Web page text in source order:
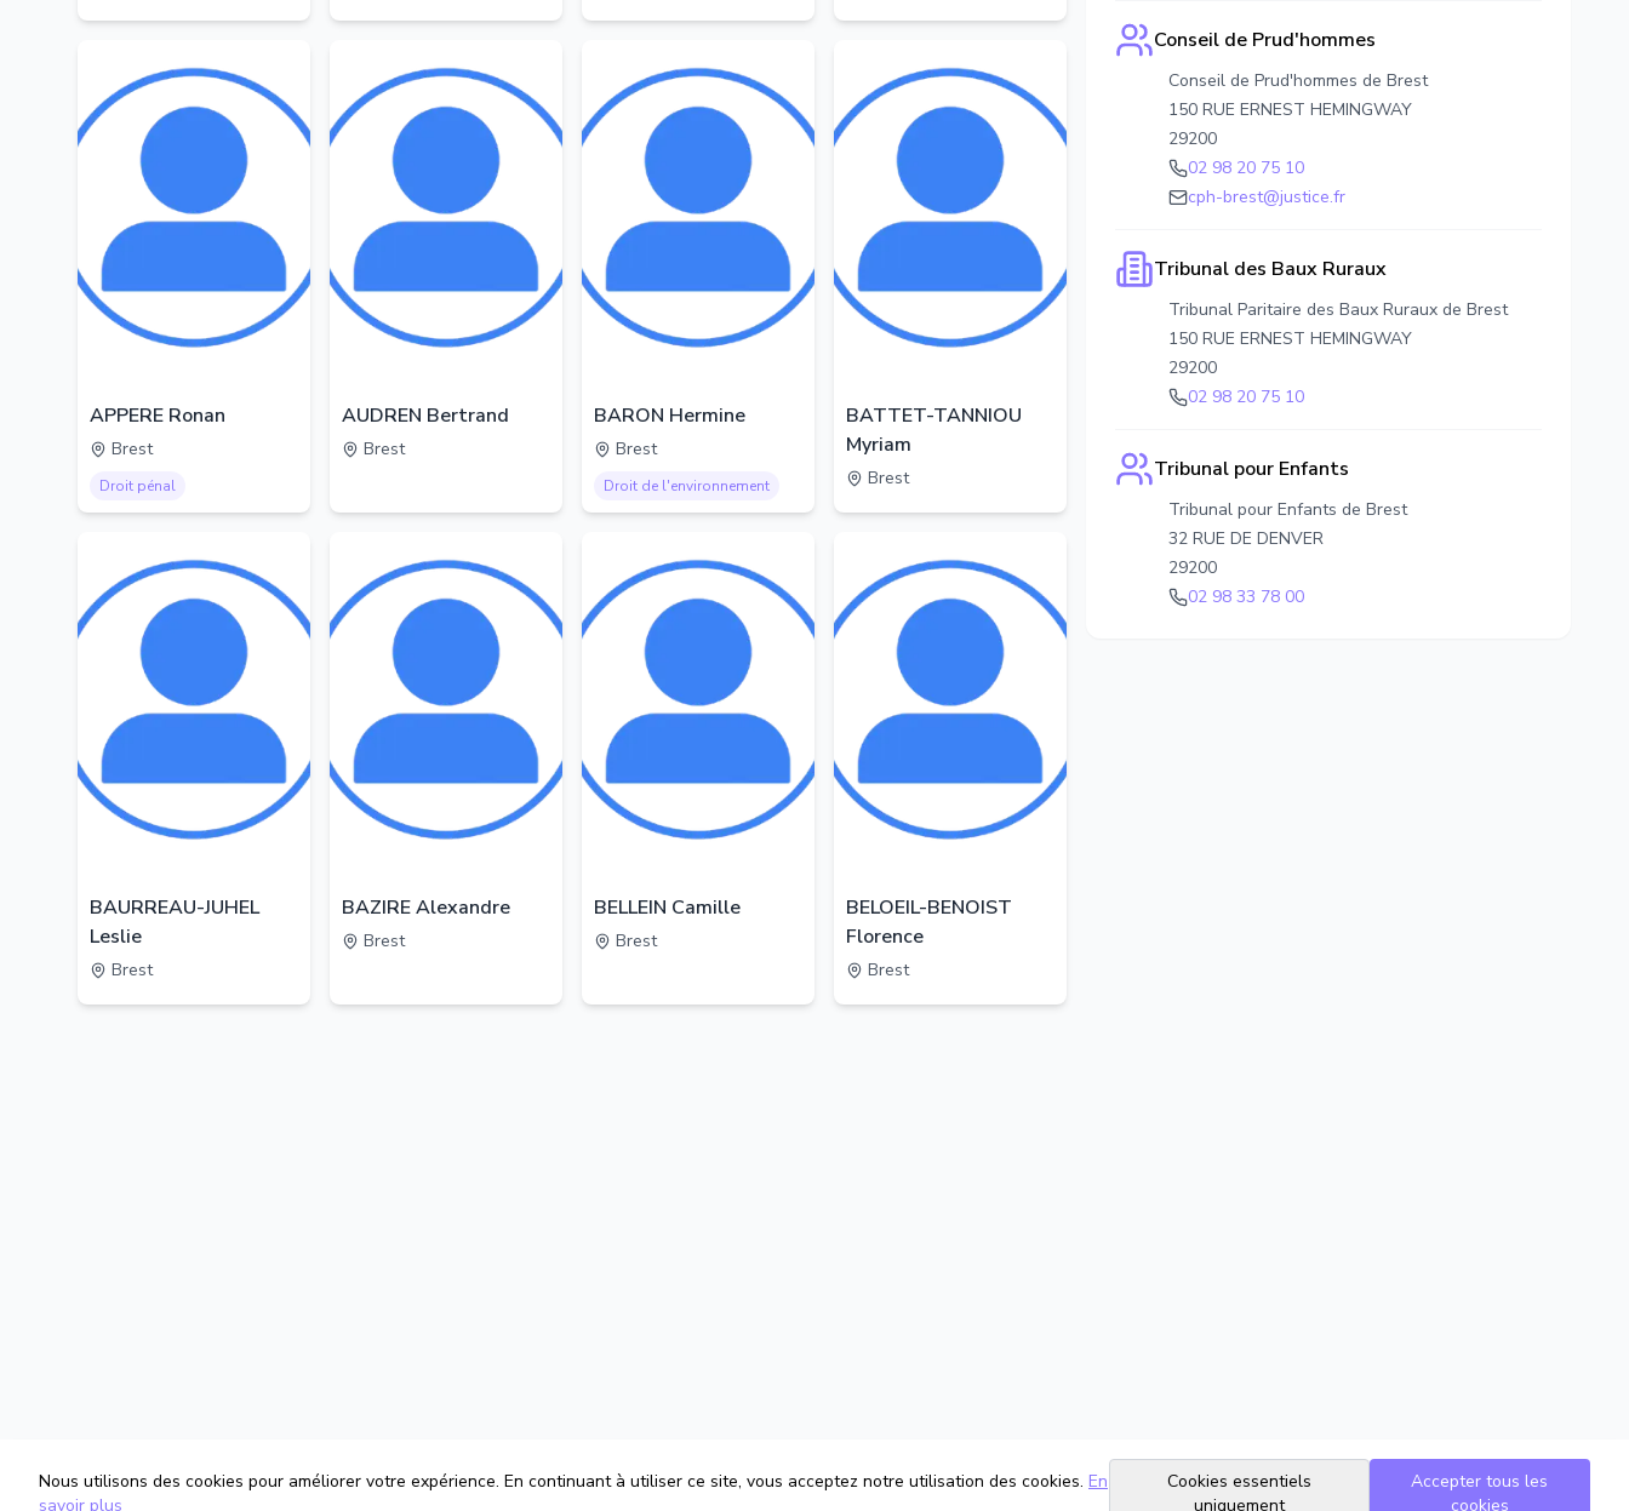
APPERE Ronan
Brest
Droit pénal
AUDREN Bertrand
Brest
BARON Hermine
Brest
Droit de l'environnement
BATTET-TANNIOU
Myriam
Brest
BAURREAU-JUHEL
Leslie
Brest
BAZIRE Alexandre
Brest
BELLEIN Camille
Brest
BELOEIL-BENOIST
Florence
Brest
Conseil de Prud'hommes
Conseil de Prud'hommes de Brest
150 RUE ERNEST HEMINGWAY
29200
02 98 20 75 10
cph-brest@justice.fr
Tribunal des Baux Ruraux
Tribunal Paritaire des Baux Ruraux de Brest
150 RUE ERNEST HEMINGWAY
29200
02 98 20 75 10
Tribunal pour Enfants
Tribunal pour Enfants de Brest
32 RUE DE DENVER
29200
02 98 33 78 00
Nous utilisons des cookies pour améliorer votre expérience. En continuant à utiliser ce site, vous acceptez notre utilisation des cookies. En
savoir plus
Cookies essentiels
uniquement
Accepter tous les
cookies